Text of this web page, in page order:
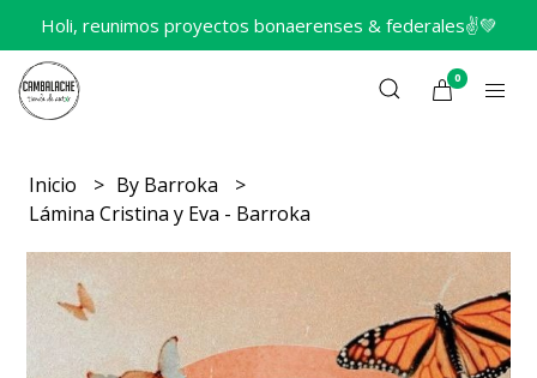
Holi, reunimos proyectos bonaerenses & federales✌️💚
0
Inicio
By Barroka
Lámina Cristina y Eva - Barroka